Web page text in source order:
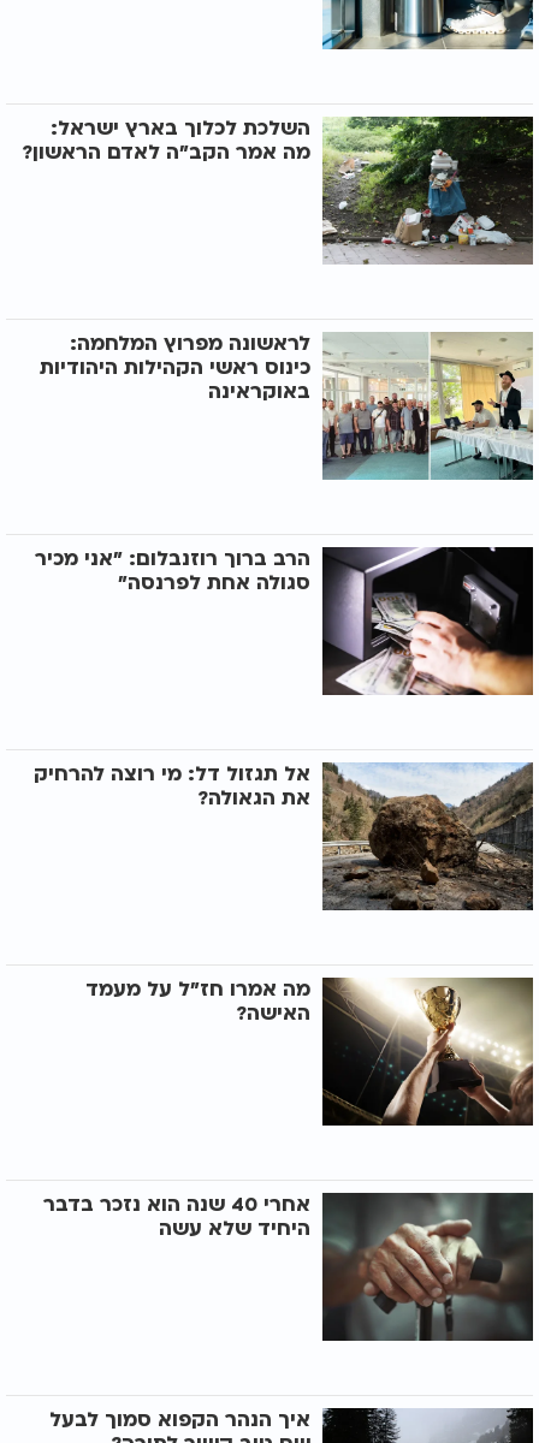
השלכת לכלוך בארץ ישראל:
מה אמר הקב"ה לאדם הראשון?
לראשונה מפרוץ המלחמה:
כינוס ראשי הקהילות היהודיות
באוקראינה
הרב ברוך רוזנבלום: "אני מכיר
סגולה אחת לפרנסה"
אל תגזול דל: מי רוצה להרחיק
את הגאולה?
מה אמרו חז"ל על מעמד
האישה?
אחרי 40 שנה הוא נזכר בדבר
היחיד שלא עשה
איך הנהר הקפוא סמוך לבעל